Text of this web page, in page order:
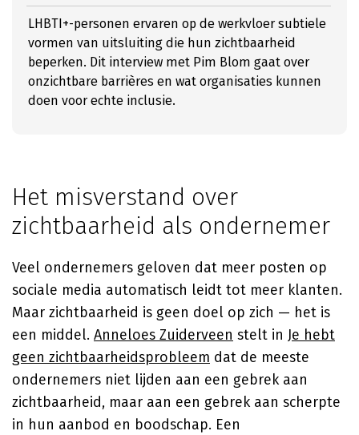
LHBTI+-personen ervaren op de werkvloer subtiele
vormen van uitsluiting die hun zichtbaarheid
beperken. Dit interview met Pim Blom gaat over
onzichtbare barrières en wat organisaties kunnen
doen voor echte inclusie.
Het misverstand over
zichtbaarheid als ondernemer
Veel ondernemers geloven dat meer posten op
sociale media automatisch leidt tot meer klanten.
Maar zichtbaarheid is geen doel op zich — het is
een middel. Anneloes Zuiderveen stelt in Je hebt
geen zichtbaarheidsprobleem dat de meeste
ondernemers niet lijden aan een gebrek aan
zichtbaarheid, maar aan een gebrek aan scherpte
in hun aanbod en boodschap. Een